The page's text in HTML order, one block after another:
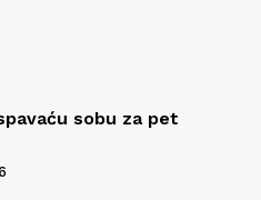
sobu za pet